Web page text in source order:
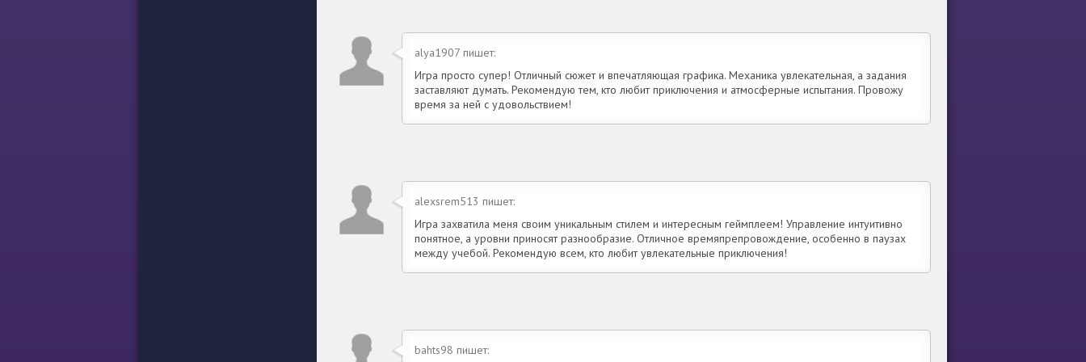
alya1907 пишет:
Игра просто супер! Отличный сюжет и впечатляющая графика. Механика увлекательная, а задания
заставляют думать. Рекомендую тем, кто любит приключения и атмосферные испытания. Провожу
время за ней с удовольствием!
alexsrem513 пишет:
Игра захватила меня своим уникальным стилем и интересным геймплеем! Управление интуитивно
понятное, а уровни приносят разнообразие. Отличное времяпрепровождение, особенно в паузах
между учебой. Рекомендую всем, кто любит увлекательные приключения!
bahts98 пишет: